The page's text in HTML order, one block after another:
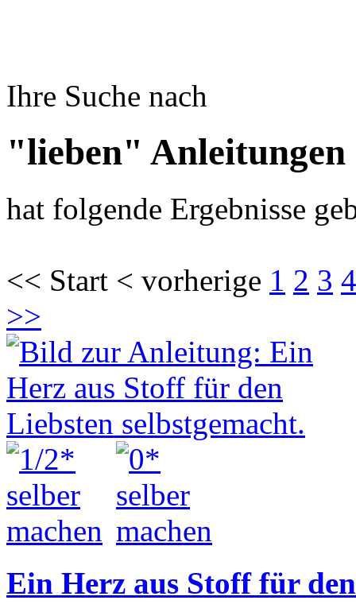
Ihre Suche nach
"lieben" Anleitungen
hat folgende Ergebnisse
<< Start < vorherige 1 2 3 4
>>
Ein Herz aus Stoff für